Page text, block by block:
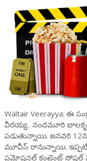
Waltair Veerayya: ఈ
వీర‌య్య.. నంద‌మూరి
ప‌డుతున్నాయి. జ‌న‌వ‌రి 12న
మూవీస్ రానున్నాయి.
ప్ర‌మోష‌నల్ కంటెంట్